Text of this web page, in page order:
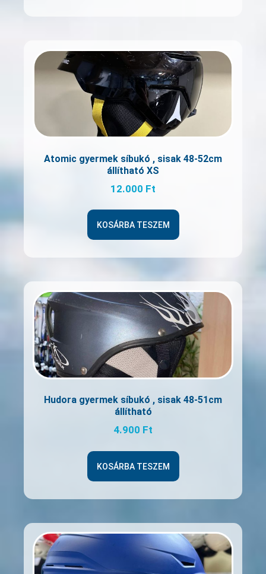
Atomic gyermek síbukó , sisak 48-52cm
állítható XS
12.000 Ft
KOSÁRBA TESZEM
Hudora gyermek síbukó , sisak 48-51cm
állítható
4.900 Ft
KOSÁRBA TESZEM